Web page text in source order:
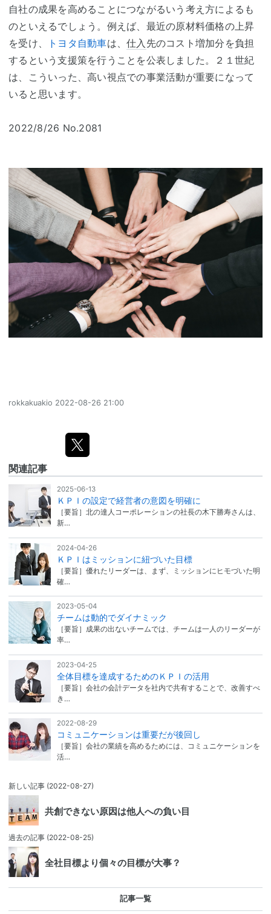
自社の成果を高めることにつながるいう考え方によるも
のといえるでしょう。例えば、最近の原材料価格の上昇
を受け、
トヨタ自動車は、 仕入 先のコスト増加分を負担
するという支援策を行うことを公表しました。２１世紀
は、こういった、高い視点での事業活動が重要になって
いると思います。
2022/8/26 No.2081
rokkakuakio 2022-08-26 21:00
関連記事
2025-06-13
ＫＰＩの設定で経営者の意図を明確に
［要旨］北の達人コーポレーションの社長の木下勝寿さんは、
新…
2024-04-26
ＫＰＩはミッションに紐づいた目標
［要旨］優れたリーダーは、まず、ミッションにヒモづいた明
確…
2023-05-04
チームは動的でダイナミック
［要旨］成果の出ないチームでは、チームは一人のリーダーが
率…
2023-04-25
全体目標を達成するためのＫＰＩの活用
［要旨］会社の会計データを社内で共有することで、改善すべ
き…
2022-08-29
コミュニケーションは重要だが後回し
［要旨］会社の業績を高めるためには、コミュニケーションを
活…
新しい記事 (2022-08-27)
共創できない原因は他人への負い目
過去の記事 (2022-08-25)
全社目標より個々の目標が大事？
記事一覧